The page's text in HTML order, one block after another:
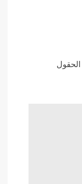
الحقول